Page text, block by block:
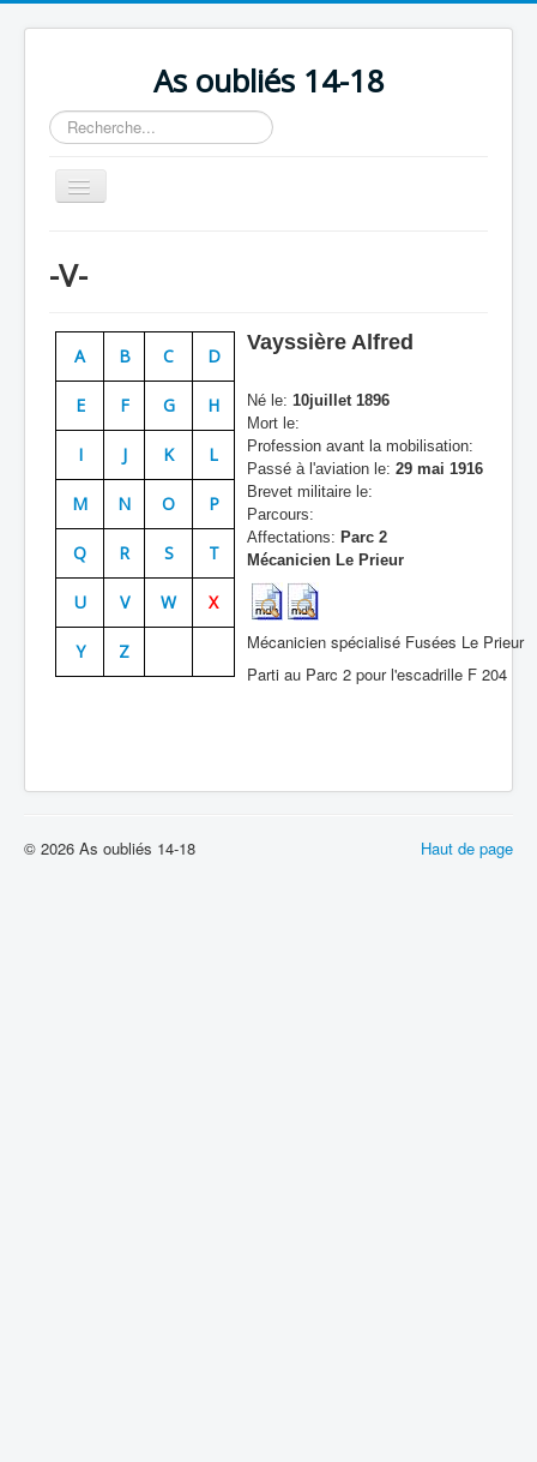
As oubliés 14-18
Rechercher
Basculer
la
Chronologie
Escadrilles
Organisation
Avions
Personnels
Doctrines
Batailles
Les As
Cahiers des As
-V-
A B C D
E F G H
I J K L
M N O P
Q R S T
U V W X
Y Z
Vayssière Alfred
Né le: 10juillet 1896
Mort le:
Profession avant la mobilisation:
Passé à l'aviation le: 29 mai 1916
Brevet militaire le:
Parcours:
Affectations: Parc 2
Mécanicien Le Prieur
Mécanicien spécialisé Fusées Le Prieur
Parti au Parc 2 pour l'escadrille F 204
Haut de page
© 2026 As oubliés 14-18